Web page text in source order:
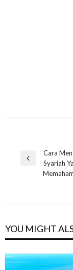
Navigasi
Previous
Cara
Syariah
YOU MIGHT